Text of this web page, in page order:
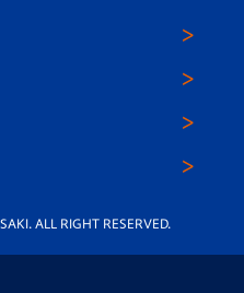
ALL RIGHT RESERVED.